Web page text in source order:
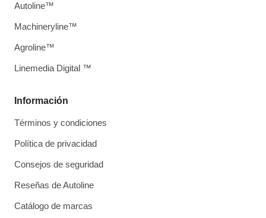
Información
Términos y condiciones
Política de privacidad
Consejos de seguridad
Reseñas de Autoline
Catálogo de marcas
Autoline™
Machineryline™
Agroline™
Linemedia Digital ™